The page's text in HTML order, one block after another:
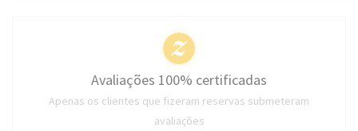
Avaliações 100% certificadas
Apenas os clientes que fizeram reservas submeteram
avaliações